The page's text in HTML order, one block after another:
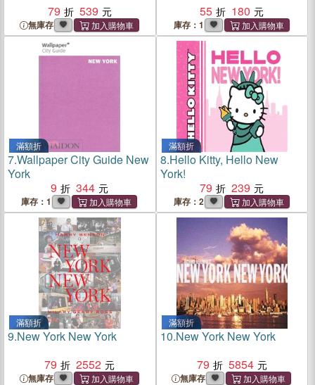
79
539
無庫存
55
180
庫存：1
滿額折
7.Wallpaper City Guide New
York
9
344
庫存：1
滿額折
8.Hello Kitty, Hello New
York!
79
239
庫存：2
滿額折
9.New York New York
79
2552
無庫存
滿額折
10.New York New York
79
5854
無庫存